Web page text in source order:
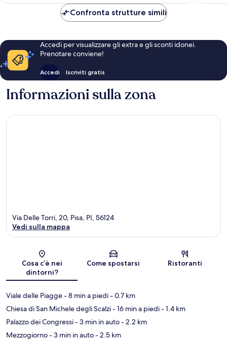
CHF 117
Confronta strutture simili
Accedi per visualizzare gli extra e gli sconti idonei.
Prenotare conviene!
Accedi Iscriviti gratis
Informazioni sulla zona
Mappa
Via Delle Torri, 20, Pisa, PI, 56124
Vedi sulla mappa
Cosa c’è nei
dintorni?
Come spostarsi Ristoranti
Viale delle Piagge- 8 min a piedi- 0.7 km
Chiesa di San Michele degli Scalzi- 16 min a piedi- 1.4 km
Palazzo dei Congressi- 3 min in auto- 2.2 km
Mezzogiorno- 3 min in auto- 2.5 km